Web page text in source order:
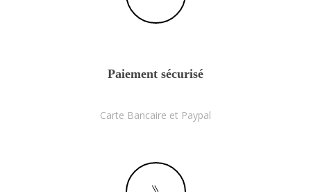
Paiement sécurisé
Carte Bancaire et Paypal